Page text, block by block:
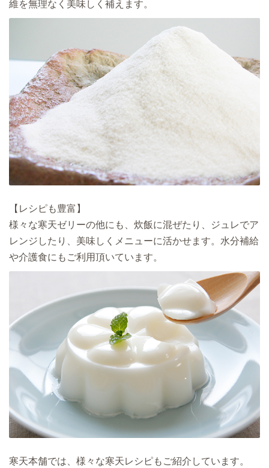
維を無理なく美味しく補えます。
【レシピも豊富】
様々な寒天ゼリーの他にも、炊飯に混ぜたり、ジュレでア
レンジしたり、美味しくメニューに活かせます。水分補給
や介護食にもご利用頂いています。
寒天本舗では、様々な寒天レシピもご紹介しています。